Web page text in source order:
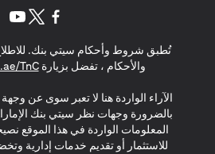
تُطبق شروط وأحكام سيتي بنك.
والأحكام ، تفضل بزيارةTnC
الآراء الواردة هنا لا تعبر سوى عن
بالضرورة وجهات نظر سيتي بنك
المعلومات الواردة في هذا الموقع
للاستثمار أو تقديم خدمات إدارية